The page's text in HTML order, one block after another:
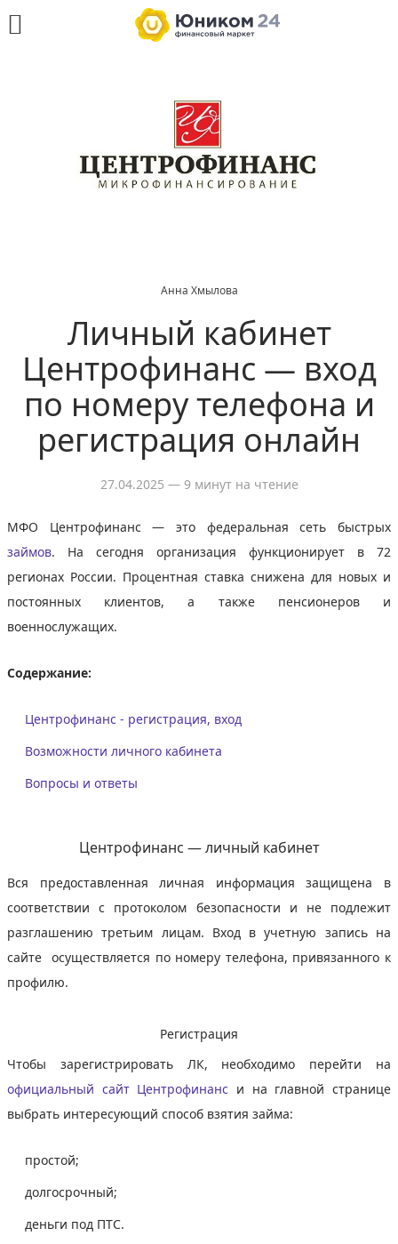
Анна Хмылова
Личный кабинет
Центрофинанс — вход
по номеру телефона и
регистрация онлайн
27.04.2025 — 9 минут на чтение
МФО Центрофинанс — это федеральная сеть быстрых
займов. На сегодня организация функционирует в 72
регионах России. Процентная ставка снижена для новых и
постоянных клиентов, а также пенсионеров и
военнослужащих.
Содержание:
Центрофинанс - регистрация, вход
Возможности личного кабинета
Вопросы и ответы
Центрофинанс — личный кабинет
Вся предоставленная личная информация защищена в
соответствии с протоколом безопасности и не подлежит
разглашению третьим лицам. Вход в учетную запись на
сайте осуществляется по номеру телефона, привязанного к
профилю.
Регистрация
Чтобы зарегистрировать ЛК, необходимо перейти на
официальный сайт Центрофинанс и на главной странице
выбрать интересующий способ взятия займа:
простой;
долгосрочный;
деньги под ПТС.